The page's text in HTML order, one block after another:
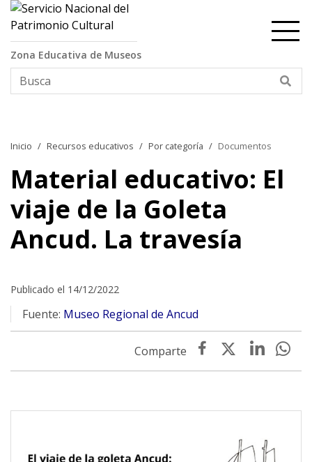
Contenido principal
Zona Educativa de Museos
Inicio Recursos educativos Por categoría Documentos
Material educativo: El
viaje de la Goleta
Ancud. La travesía
Publicado el 14/12/2022
Fuente: Museo Regional de Ancud